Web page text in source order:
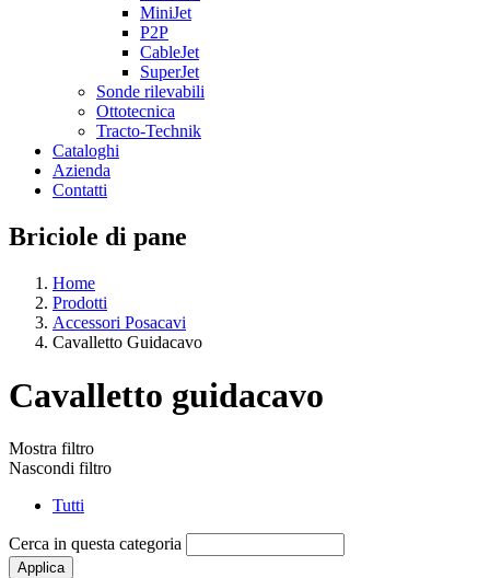
MiniJet
P2P
CableJet
SuperJet
Sonde rilevabili
Ottotecnica
Tracto-Technik
Cataloghi
Azienda
Contatti
Briciole di pane
Home
Prodotti
Accessori Posacavi
Cavalletto Guidacavo
Cavalletto guidacavo
Mostra filtro
Nascondi filtro
Tutti
Cerca in questa categoria